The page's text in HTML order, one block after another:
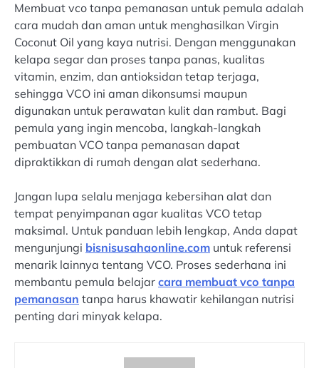
Membuat vco tanpa pemanasan untuk pemula adalah
cara mudah dan aman untuk menghasilkan Virgin
Coconut Oil yang kaya nutrisi. Dengan menggunakan
kelapa segar dan proses tanpa panas, kualitas
vitamin, enzim, dan antioksidan tetap terjaga,
sehingga VCO ini aman dikonsumsi maupun
digunakan untuk perawatan kulit dan rambut. Bagi
pemula yang ingin mencoba, langkah-langkah
pembuatan VCO tanpa pemanasan dapat
dipraktikkan di rumah dengan alat sederhana.
Jangan lupa selalu menjaga kebersihan alat dan
tempat penyimpanan agar kualitas VCO tetap
maksimal. Untuk panduan lebih lengkap, Anda dapat
mengunjungi bisnisusahaonline.com untuk referensi
menarik lainnya tentang VCO. Proses sederhana ini
membantu pemula belajar cara membuat vco tanpa
pemanasan tanpa harus khawatir kehilangan nutrisi
penting dari minyak kelapa.